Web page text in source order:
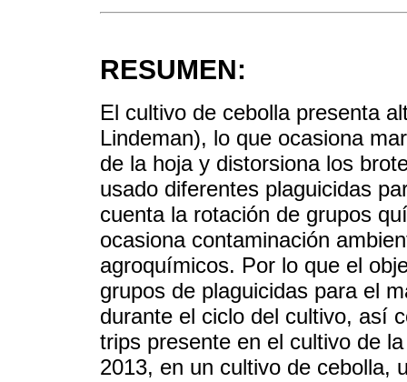
RESUMEN:
El cultivo de cebolla presenta
Lindeman), lo que ocasiona
de la hoja y distorsiona los
usado diferentes plaguicidas
cuenta la rotación de grupos
ocasiona contaminación
agroquímicos. Por lo que el
grupos de plaguicidas para el
durante el ciclo del cultivo, así
trips presente en el cultivo de
2013, en un cultivo de cebolla,